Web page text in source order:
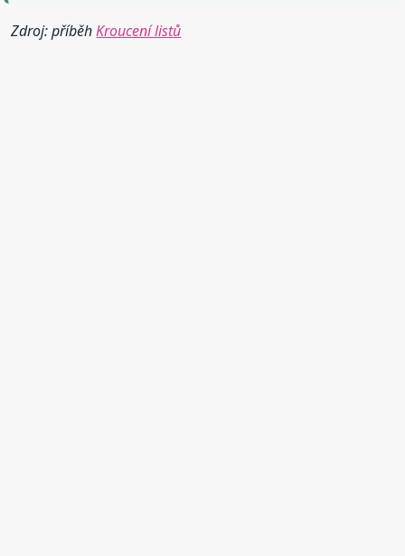
Zdroj: příběhKroucení listů